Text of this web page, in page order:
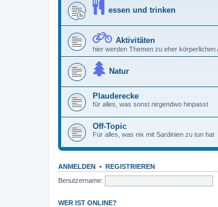
essen und trinken
Aktivitäten
hier werden Themen zu eher körperlichen
Natur
Plauderecke
für alles, was sonst nirgendwo hinpasst
Off-Topic
Für alles, was nix mit Sardinien zu tun hat
ANMELDEN • REGISTRIEREN
Benutzername:
WER IST ONLINE?